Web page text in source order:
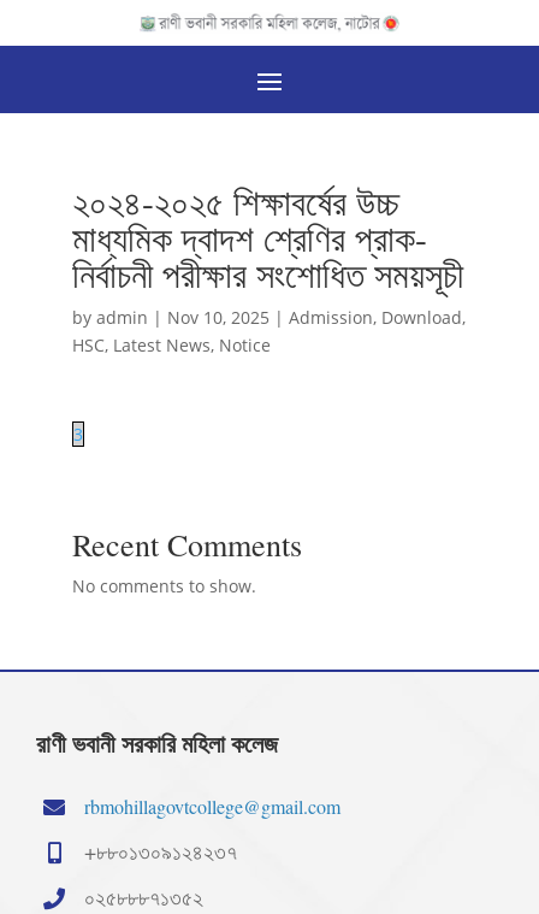
২০২৪-২০২৫ শিক্ষাবর্ষের উচ্চ
মাধ্যমিক দ্বাদশ শ্রেণির প্রাক-
নির্বাচনী পরীক্ষার সংশোধিত সময়সূচী
by admin | Nov 10, 2025 | Admission, Download,
HSC, Latest News, Notice
3
Recent Comments
No comments to show.
রাণী ভবানী সরকারি মহিলা কলেজ
rbmohillagovtcollege@gmail.com
+৮৮০১৩০৯১২৪২৩৭
০২৫৮৮৮৭১৩৫২